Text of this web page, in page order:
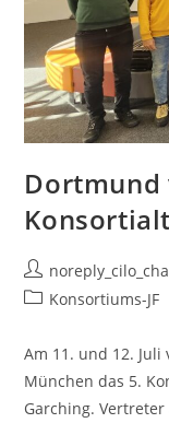
Dortmund
Konsortiums-JF
Am 11. und 12.
München das 5.
Garching.